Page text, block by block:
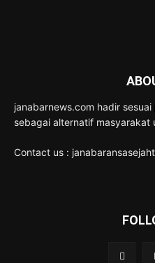
janabarnews.com hadir
sebagai alternatif masyarakat
Contact us :